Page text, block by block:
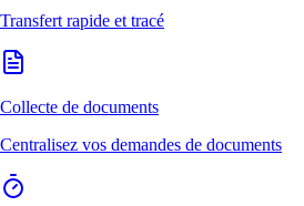
Transfert rapide et tracé
Collecte de documents
Centralisez vos demandes de documents